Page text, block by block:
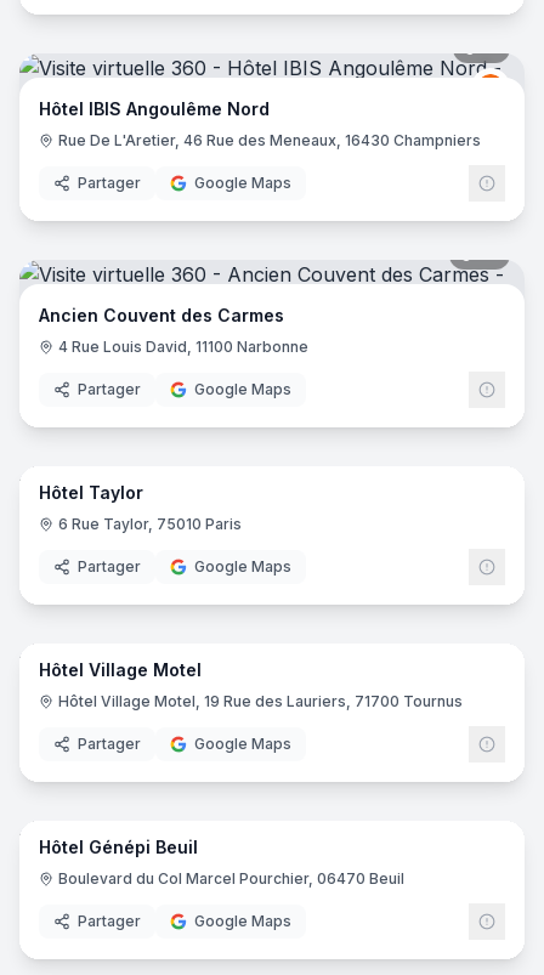
Ibis
Hôtel IBIS Angoulême Nord
Rue De L'Aretier, 46 Rue des Meneaux, 16430 Champniers
Partager Google Maps
Ancien Couvent des Carmes
4 Rue Louis David, 11100 Narbonne
Partager Google Maps
25
Hôtel Taylor
6 Rue Taylor, 75010 Paris
Partager Google Maps
29
Hôtel Village Motel
Hôtel Village Motel, 19 Rue des Lauriers, 71700 Tournus
Partager Google Maps
24
Hôtel Génépi Beuil
Boulevard du Col Marcel Pourchier, 06470 Beuil
Partager Google Maps